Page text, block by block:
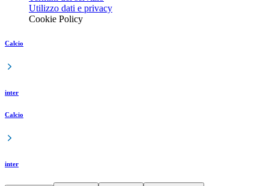
Utilizzo dati e privacy
Cookie Policy
Calcio
inter
Calcio
inter